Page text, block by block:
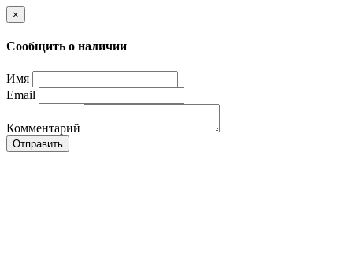
×
Сообщить о наличии
Имя
Email
Комментарий
Отправить